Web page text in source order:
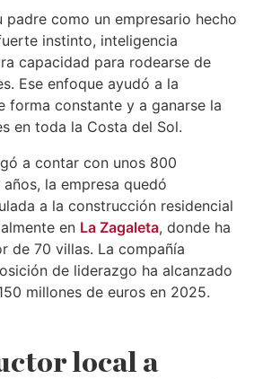
padre como un empresario hecho
instinto, inteligencia
capacidad para rodearse de
Ese enfoque ayudó a la
forma constante y a ganarse la
en toda la Costa del Sol.
a contar con unos 800
la empresa quedó
a la construcción residencial
en La Zagaleta, donde ha
de 70 villas. La compañía
de liderazgo ha alcanzado
millones de euros en 2025.
local a